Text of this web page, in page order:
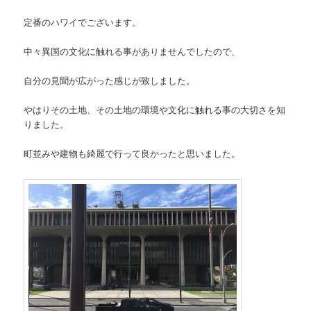
定番のハワイでございます。
中々異国の文化に触れる事がありませんでしたので、
自分の見聞が広がった感じが致しました。
やはりその土地、その土地の環境や文化に触れる事の大切さを知
りました。
町並みや建物も綺麗で行って良かったと思いました。